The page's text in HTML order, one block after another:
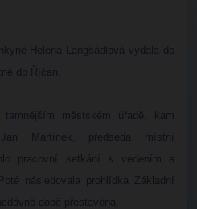
Helena Langšádlová vydala do
do Říčan.
městském úřadě, kam
Martínek, předseda místní
pracovní setkání s vedením a
následovala prohlídka Základní
době přestavěna.